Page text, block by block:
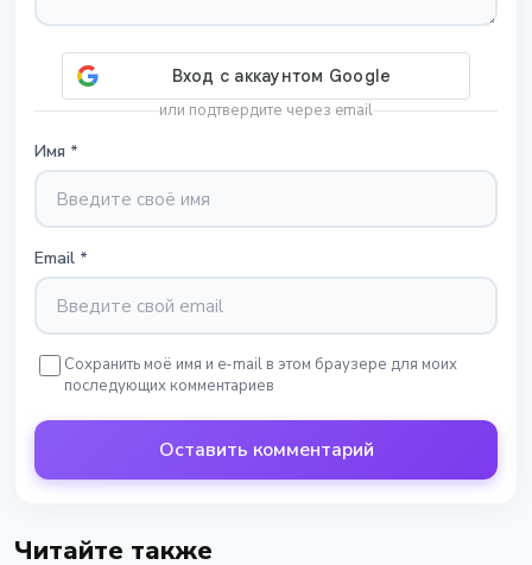
или подтвердите через email
Имя *
Email *
Сохранить моё имя и e-mail в этом браузере для моих
последующих комментариев
Оставить комментарий
Читайте также